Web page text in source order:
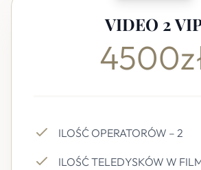
VIDEO 2
ILOŚĆ OPERATORÓW – 2
ILOŚĆ TELEDYSKÓW W